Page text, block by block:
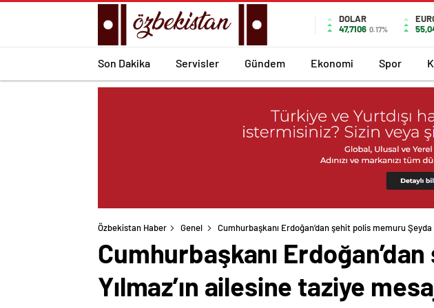
DOLAR
47,7106 0.17%
Son Dakika Servisler Gündem Ekonomi Spor
Özbekistan Haber Genel Cumhurbaşkanı Erdoğan’dan şehit polis memuru Şeyda
Cumhurbaşkanı
Yılmaz’ın ailesine taziye